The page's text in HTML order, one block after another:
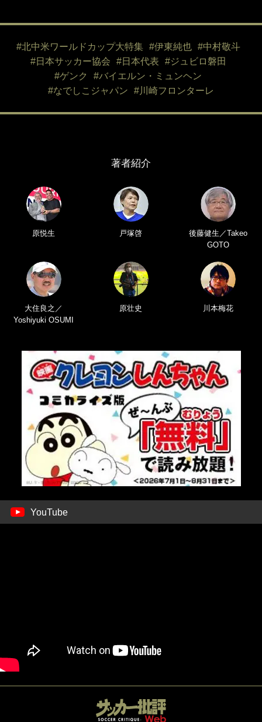
#北中米ワールドカップ大特集 #伊東純也
#中村敬斗
#日本サッカー協会
#日本代表
#ジュビロ磐田
#ゲンク
#バイエルン・ミュンヘン
#なでしこジャパン
#川崎フロンターレ
著者紹介
原悦生 戸塚啓
後藤健生／Takeo
GOTO
大住良之／
Yoshiyuki OSUMI
原壮史 川本梅花
YouTube